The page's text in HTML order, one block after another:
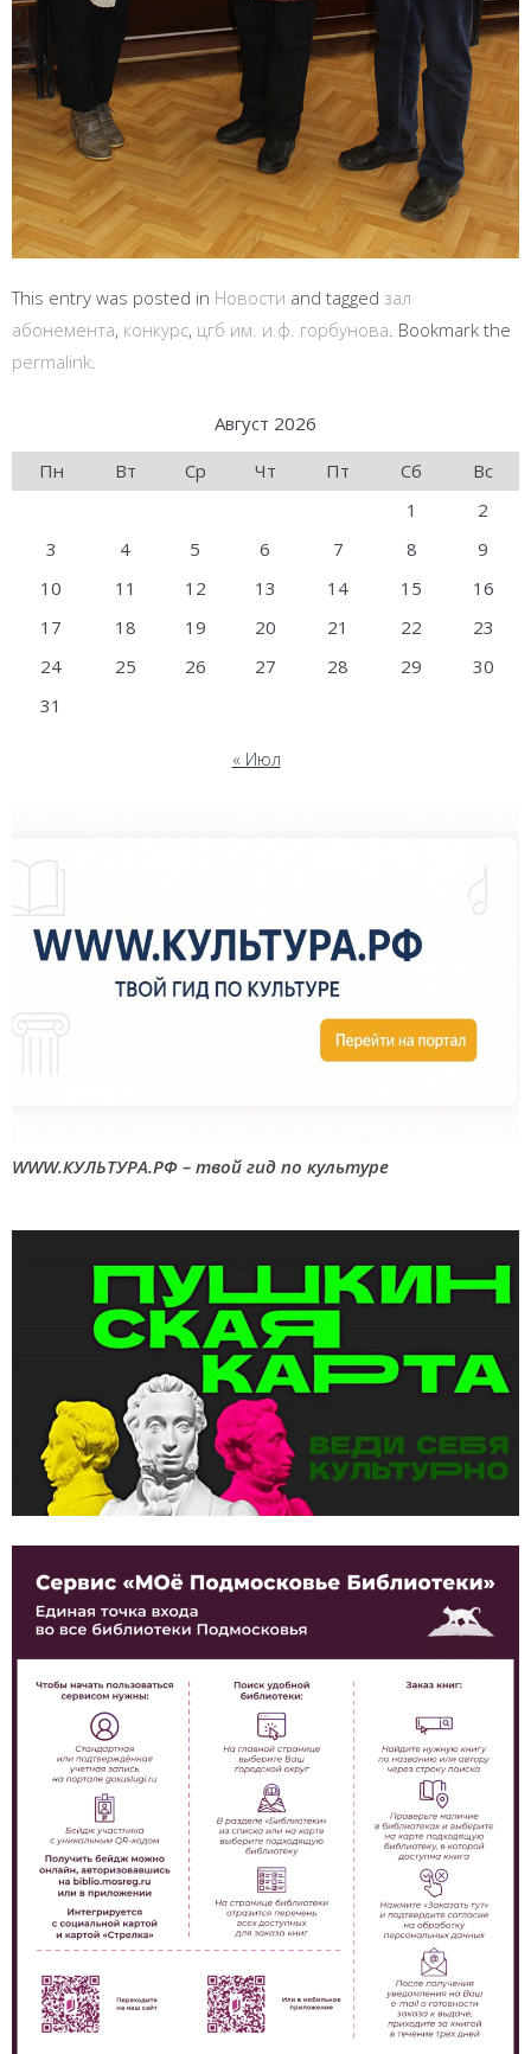
This entry was posted in Новости and tagged зал
абонемента, конкурс, цгб им. и.ф. горбунова . Bookmark the
permalink
Август 2026
Пн
Вт Ср Чт Пт Сб
Вс
1
2
3
4 5 6 7 8
9
10
11 12 13 14 15
16
17
18 19 20 21 22
23
24
25 26 27 28 29
30
31
« Июл
WWW.КУЛЬТУРА.РФ – твой гид по культуре